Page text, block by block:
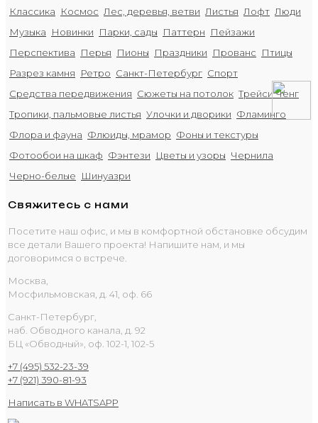
Классика
Космос Лес, деревья, ветви Листья Лофт Люди
Музыка
Новинки Парки, сады Паттерн
Пейзажи
Перспектива
Перья Пионы Праздники Прованс
Птицы
Разрез камня
Ретро Санкт-Петербург Спорт
Средства передвижения Сюжеты на потолок Трейси Ченг
Тропики, пальмовые листья Улочки и дворики Фламинго
Флора и фауна Флюиды, мрамор Фоны и текстуры
Фотообои на шкаф Фэнтези Цветы и узоры Чернила
Черно-белые
Шинуазри
Свяжитесь с нами
Посетите наш офис, и мы в комфортной обстановке обсудим
все детали Вашего проекта! Напишите нам, и мы
договоримся о встрече.
Москва,
Мосфильмовская, д. 41, оф. 66
Санкт-Петербург,
наб. Обводного канала, д. 92
БЦ «Обводный», оф. 102-1, 102-5
+7 (495) 532-23-39
+7 (921) 390-81-93
Написать в WHATSAPP